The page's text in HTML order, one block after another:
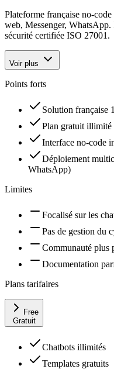
Plateforme française no-
web, Messenger,
sécurité certifiée ISO 27001.
Voir plus
Points forts
Solution française
Plan gratuit illimité
Interface no-code
Déploiement
WhatsApp)
Limites
Focalisé sur les
Pas de gestion du
Communauté plus
Documentation
Plans tarifaires
Free
Gratuit
Chatbots illimités
Templates gratuits